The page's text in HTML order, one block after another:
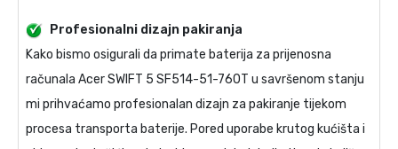
Profesionalni dizajn pakiranja
Kako bismo osigurali da primate baterija za prijenosna
računala Acer SWIFT 5 SF514-51-760T u savršenom stanju
mi prihvaćamo profesionalan dizajn za pakiranje tijekom
procesa transporta baterije. Pored uporabe krutog kućišta i